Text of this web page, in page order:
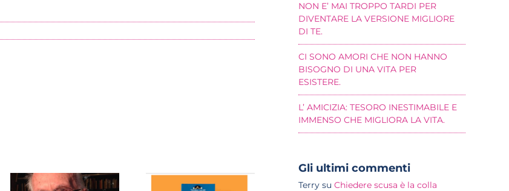
NON E’ MAI TROPPO TARDI PER
DIVENTARE LA VERSIONE MIGLIORE
DI TE.
CI SONO AMORI CHE NON HANNO
BISOGNO DI UNA VITA PER
ESISTERE.
L’ AMICIZIA: TESORO INESTIMABILE E
IMMENSO CHE MIGLIORA LA VITA.
Gli ultimi commenti
Terry su Chiedere scusa è la colla